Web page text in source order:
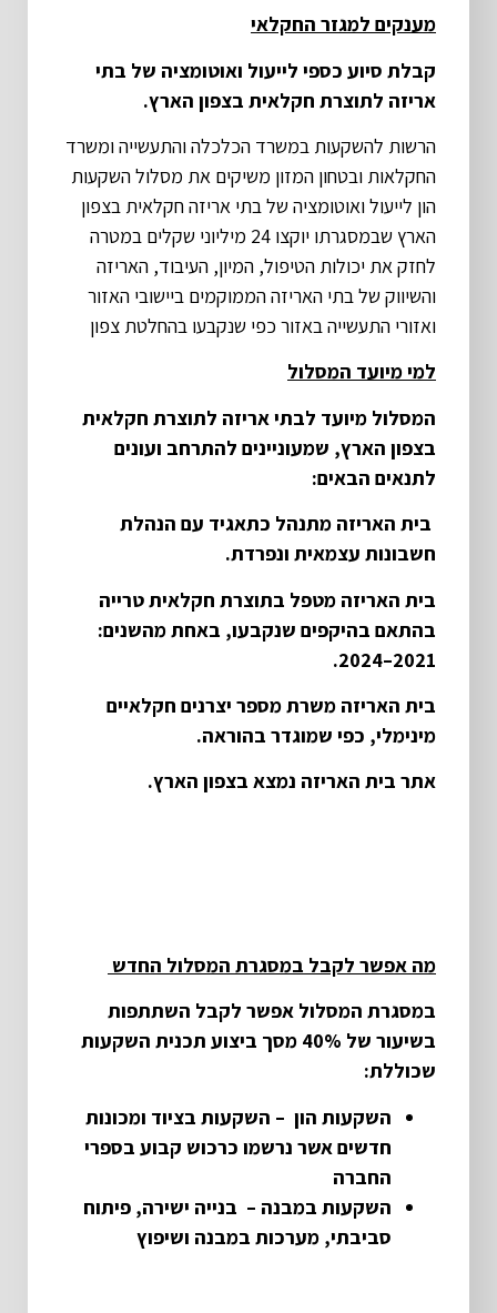
מענקים למגזר החקלאי
קבלת סיוע כספי לייעול ואוטומציה של בתי
אריזה לתוצרת חקלאית בצפון הארץ.
הרשות להשקעות במשרד הכלכלה והתעשייה ומשרד
החקלאות ובטחון המזון משיקים את מסלול השקעות
הון לייעול ואוטומציה של בתי אריזה חקלאית בצפון
הארץ שבמסגרתו יוקצו 24 מיליוני שקלים במטרה
לחזק את יכולות הטיפול, המיון, העיבוד, האריזה
והשיווק של בתי האריזה הממוקמים ביישובי האזור
ואזורי התעשייה באזור כפי שנקבעו בהחלטת צפון
למי מיועד המסלול
המסלול מיועד לבתי אריזה לתוצרת חקלאית
בצפון הארץ, שמעוניינים להתרחב ועונים
לתנאים הבאים:
בית האריזה מתנהל כתאגיד עם הנהלת
חשבונות עצמאית ונפרדת.
בית האריזה מטפל בתוצרת חקלאית טרייה
בהתאם בהיקפים שנקבעו, באחת מהשנים:
2021–2024
.
בית האריזה משרת מספר יצרנים חקלאיים
מינימלי, כפי שמוגדר בהוראה.
אתר בית האריזה נמצא בצפון הארץ.
מה אפשר לקבל במסגרת המסלול החדש
במסגרת המסלול אפשר לקבל השתתפות
בשיעור של 40% מסך ביצוע תכנית השקעות
שכוללת:
השקעות הון – השקעות בציוד ומכונות
חדשים אשר נרשמו כרכוש קבוע בספרי
החברה
השקעות במבנה – בנייה ישירה, פיתוח
סביבתי, מערכות במבנה ושיפוץ